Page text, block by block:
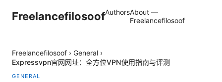
FreelancefilosoofAuthorsAbout —
Freelancefilosoof
Freelancefilosoof › General ›
Expressvpn官网网址：全方位VPN使用指南与评测
GENERAL